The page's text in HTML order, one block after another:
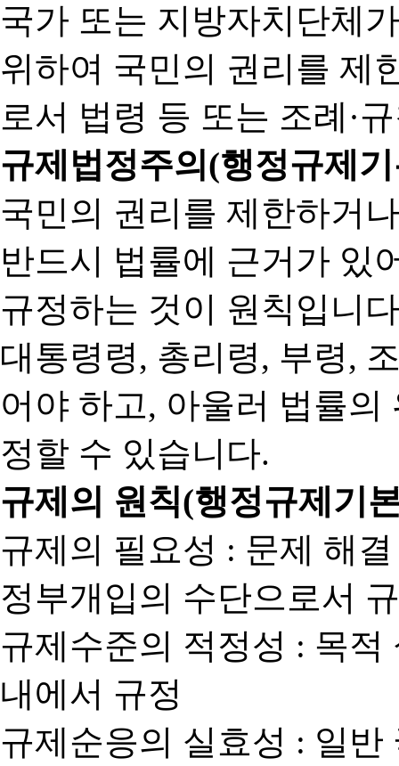
국가 또는 지방자치단체
위하여 국민의 권리를 제
로서 법령 등 또는 조례·
규제법정주의(행정규제
국민의 권리를 제한하거
반드시 법률에 근거가 있
규정하는 것이 원칙입니
대통령령, 총리령, 부령,
어야 하고, 아울러 법률
정할 수 있습니다.
규제의 원칙(행정규제기
규제의 필요성 : 문제 해
정부개입의 수단으로서
규제수준의 적정성 : 목
내에서 규정
규제순응의 실효성 : 일